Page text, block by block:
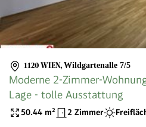
1120 WIEN, Wildgartenalle 7/5
Moderne 2-Zimmer-
Lage - tolle Ausstattung
50.44 m² 2 Zimmer